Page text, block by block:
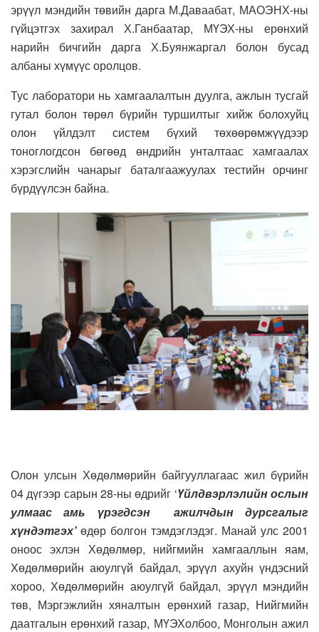
эрүүл мэндийн төвийн дарга М.Даваабат, МАОЭНХ-ны
гүйцэтгэх захирал Х.Ганбаатар, МҮЭХ-ны ерөнхий
нарийн бичгийн дарга Х.Буянжаргал болон бусад
албаны хүмүүс оролцов.
Тус лаборатори нь хамгаалалтын дуулга, ажлын тусгай
гутал болон төрөл бүрийн туршилтыг хийж болохуйц
олон үйлдэлт систем бүхий төхөөрөмжүүдээр
тоноглогдсон бөгөөд өндрийн унталтаас хамгаалах
хэрэгслийн чанарыг баталгаажуулах тестийн орчинг
бүрдүүлсэн байна.
Олон улсын Хөдөлмөрийн байгууллагаас жил бүрийн
04 дүгээр сарын 28-ны өдрийг ‘Үйлдвэрлэлийн ослын
улмаас амь үрэгдсэн ажилчдын дурсгалыг
хүндэтгэх’өдөр болгон тэмдэглэдэг. Манай улс 2001
оноос эхлэн Хөдөлмөр, нийгмийн хамгааллын яам,
Хөдөлмөрийн аюулгүй байдал, эрүүл ахуйн үндэсний
хороо, Хөдөлмөрийн аюулгүй байдал, эрүүл мэндийн
төв, Мэргэжлийн хяналтын ерөнхий газар, Нийгмийн
даатгалын ерөнхий газар, МҮЭХолбоо, Монголын ажил